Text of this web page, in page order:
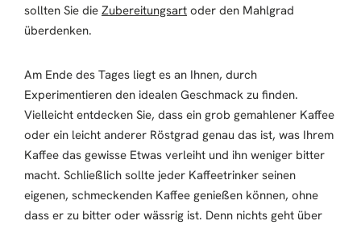
sollten Sie die Zubereitungsart oder den Mahlgrad
überdenken.
Am Ende des Tages liegt es an Ihnen, durch
Experimentieren den idealen Geschmack zu finden.
Vielleicht entdecken Sie, dass ein grob gemahlener Kaffee
oder ein leicht anderer Röstgrad genau das ist, was Ihrem
Kaffee das gewisse Etwas verleiht und ihn weniger bitter
macht. Schließlich sollte jeder Kaffeetrinker seinen
eigenen, schmeckenden Kaffee genießen können, ohne
dass er zu bitter oder wässrig ist. Denn nichts geht über